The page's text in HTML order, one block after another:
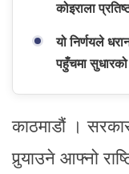
कोइराला
यो निर्णयले
पहुँचमा
काठमाडौं ।
पुर्‍याउने आफ्नो